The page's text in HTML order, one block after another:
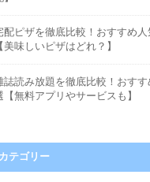
配ピザを徹底比較！おすすめ
美味しいピザはどれ？】
誌読み放題を徹底比較！おす
【無料アプリやサービスも】
テゴリー